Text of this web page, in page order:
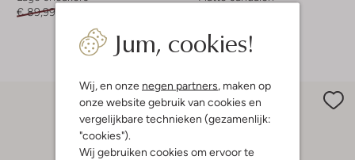
Jum, cookies!
Wij, en onze negen partners , maken op
onze website gebruik van cookies en
vergelijkbare technieken (gezamenlijk:
"cookies").
Wij gebruiken cookies om ervoor te
€ 89,99
+ meer kleuren